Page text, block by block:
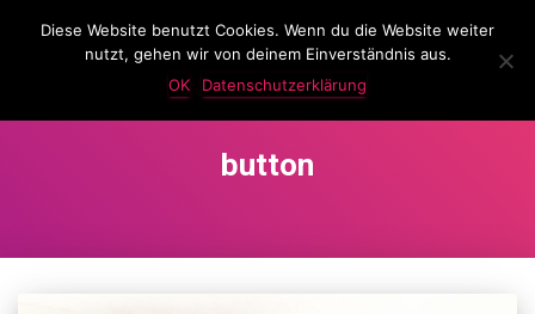
LassKnattern
button
Diese Website benutzt Cookies. Wenn du die Website weiter
nutzt, gehen wir von deinem Einverständnis aus.
OK
Datenschutzerklärung